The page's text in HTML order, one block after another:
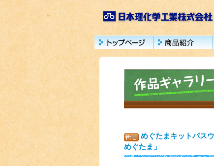
めぐたまキットパス
めぐたま」